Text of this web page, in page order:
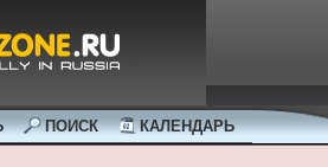
ПОИСК КАЛЕНДАРЬ